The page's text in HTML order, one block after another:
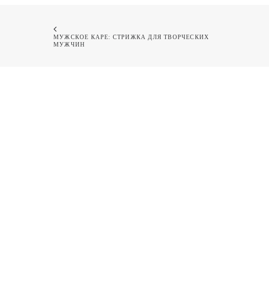
МУЖСКОЕ КАРЕ: СТРИЖКА ДЛЯ ТВОРЧЕСКИХ
МУЖЧИН